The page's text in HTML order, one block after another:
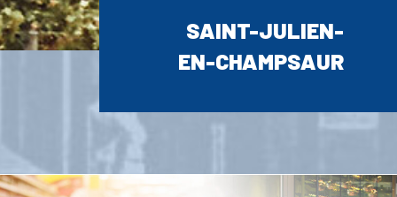
SAINT-JULIEN-
EN-CHAMPSAUR